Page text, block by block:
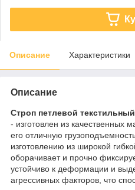
Описание Характеристики
Описание
Строп петлевой
- изготовлен из качественных
его отличную
изготовлению из широкой
оборачивает и прочно
устойчиво к деформации и
агрессивных факторов, что